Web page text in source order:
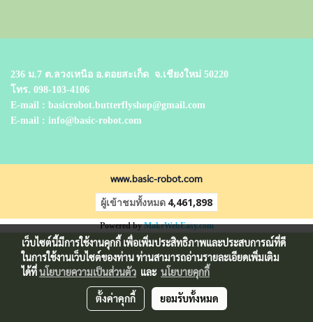
236 ม.7 ต.ลวงเหนือ อ.ดอยสะเก็ด จ.เชียงใหม่ 50220
โทร. 098-103-4106
E-mail : basicrobot.butterflyshop@gmail.com
E-mail : info@basic-robot.com
www.basic-robot.com
ผู้เข้าชมทั้งหมด 4,461,898
Powered byMakeWebEasy.com
เว็บไซต์นี้มีการใช้งานคุกกี้ เพื่อเพิ่มประสิทธิภาพและประสบการณ์ที่ดี
ในการใช้งานเว็บไซต์ของท่าน ท่านสามารถอ่านรายละเอียดเพิ่มเติม
ได้ที่นโยบายความเป็นส่วนตัว และ นโยบายคุกกี้
ตั้งค่าคุกกี้ ยอมรับทั้งหมด